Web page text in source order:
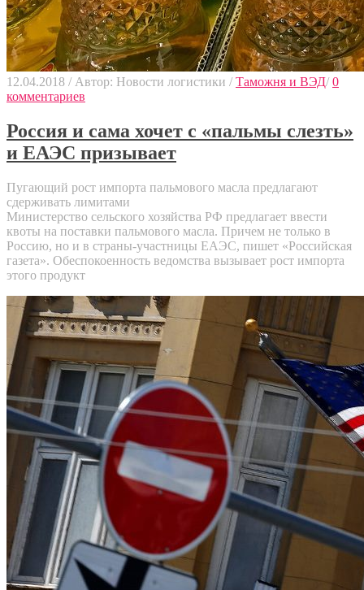
12.04.2018 / Автор: Новости логистики / Таможня и ВЭД/ 0
комментариев
Россия и сама хочет с «пальмы слезть»
и ЕАЭС призывает
Пугающий рост импорта пальмового масла предлагают
сдерживать лимитами
Министерство сельского хозяйства РФ предлагает ввести
квоты на поставки пальмового масла. Причем не только в
Россию, но и в страны-участницы ЕАЭС, пишет «Российская
газета». Обеспокоенность ведомства вызывает рост импорта
этого продукт